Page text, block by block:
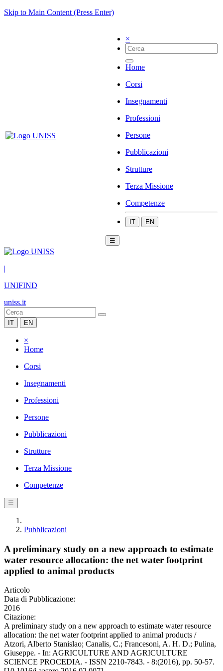
Skip to Main Content (Press Enter)
×
Home
Corsi
Insegnamenti
Professioni
Persone
Pubblicazioni
Strutture
Terza Missione
Competenze
IT EN
☰
|
UNIFIND
uniss.it
IT EN
×
Home
Corsi
Insegnamenti
Professioni
Persone
Pubblicazioni
Strutture
Terza Missione
Competenze
☰
Pubblicazioni
A preliminary study on a new approach to estimate
water resource allocation: the net water footprint
applied to animal products
Articolo
Data di Pubblicazione:
2016
Citazione:
A preliminary study on a new approach to estimate water resource
allocation: the net water footprint applied to animal products /
Atzori, Alberto Stanislao; Canalis, C.; Francesoni, A. H. D.; Pulina,
Giuseppe. - In: AGRICULTURE AND AGRICULTURE
SCIENCE PROCEDIA. - ISSN 2210-7843. - 8:(2016), pp. 50-57.